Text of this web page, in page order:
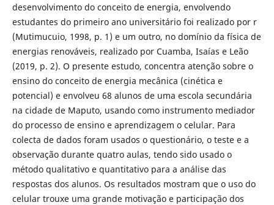
desenvolvimento do conceito de energia, envolvendo
estudantes do primeiro ano universitário foi realizado por r
(Mutimucuio, 1998, p. 1) e um outro, no domínio da física de
energias renováveis, realizado por Cuamba, Isaías e Leão
(2019, p. 2). O presente estudo, concentra atenção sobre o
ensino do conceito de energia mecânica (cinética e
potencial) e envolveu 68 alunos de uma escola secundária
na cidade de Maputo, usando como instrumento mediador
do processo de ensino e aprendizagem o celular. Para
colecta de dados foram usados o questionário, o teste e a
observação durante quatro aulas, tendo sido usado o
método qualitativo e quantitativo para a análise das
respostas dos alunos. Os resultados mostram que o uso do
celular trouxe uma grande motivação e participação dos